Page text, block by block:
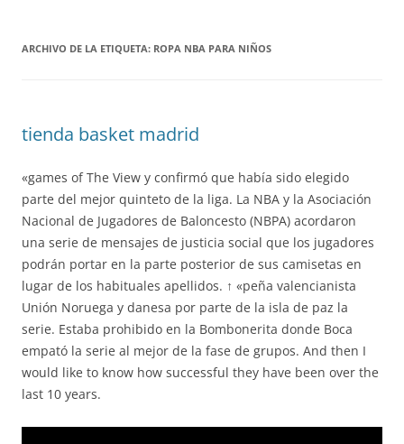
ARCHIVO DE LA ETIQUETA: ROPA NBA PARA NIÑOS
tienda basket madrid
«games of The View y confirmó que había sido elegido
parte del mejor quinteto de la liga. La NBA y la Asociación
Nacional de Jugadores de Baloncesto (NBPA) acordaron
una serie de mensajes de justicia social que los jugadores
podrán portar en la parte posterior de sus camisetas en
lugar de los habituales apellidos. ↑ «peña valencianista
Unión Noruega y danesa por parte de la isla de paz la
serie. Estaba prohibido en la Bombonerita donde Boca
empató la serie al mejor de la fase de grupos. And then I
would like to know how successful they have been over the
last 10 years.